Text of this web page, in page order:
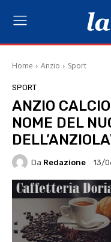
Home Anzio Sport
SPORT
ANZIO
NOME DEL
Da Redazione 13/